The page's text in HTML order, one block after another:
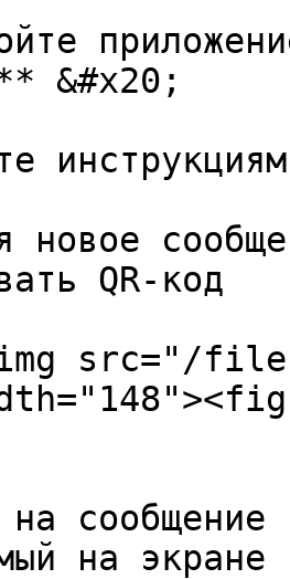
&#x20;
новое
QR-код
src="/files/
сообщение
на экране